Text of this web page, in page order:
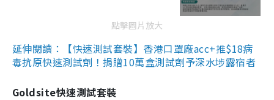
點擊圖片放大
延伸閱讀：【快速測試套裝】香港口罩廠acc+推$18病
毒抗原快速測試劑！捐贈10萬盒測試劑予深水埗露宿者
Goldsite快速測試套裝